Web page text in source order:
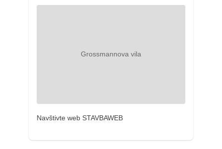
Navštivte web STAVBAWEB